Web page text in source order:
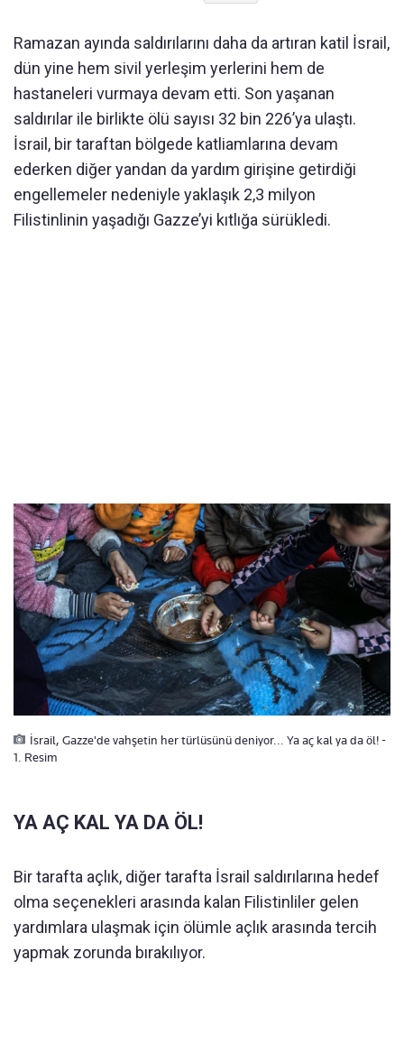
Ramazan ayında saldırılarını daha da artıran katil İsrail,
dün yine hem sivil yerleşim yerlerini hem de
hastaneleri vurmaya devam etti. Son yaşanan
saldırılar ile birlikte ölü sayısı 32 bin 226’ya ulaştı.
İsrail, bir taraftan bölgede katliamlarına devam
ederken diğer yandan da yardım girişine getirdiği
engellemeler nedeniyle yaklaşık 2,3 milyon
Filistinlinin yaşadığı Gazze’yi kıtlığa sürükledi.
İsrail, Gazze'de vahşetin her türlüsünü deniyor... Ya aç kal ya da öl! -
1. Resim
YA AÇ KAL YA DA ÖL!
Bir tarafta açlık, diğer tarafta İsrail saldırılarına hedef
olma seçenekleri arasında kalan Filistinliler gelen
yardımlara ulaşmak için ölümle açlık arasında tercih
yapmak zorunda bırakılıyor.